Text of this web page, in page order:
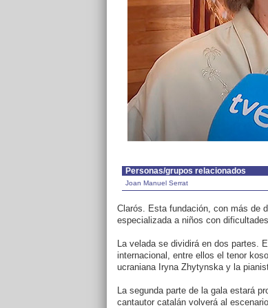
Personas/grupos relacionados
Joan Manuel Serrat
Clarós. Esta fundación, con más de
especializada a niños con
La velada se dividirá en dos partes.
internacional, entre ellos el tenor
ucraniana Iryna Zhytynska y la
La segunda parte de la gala estará
cantautor catalán volverá al